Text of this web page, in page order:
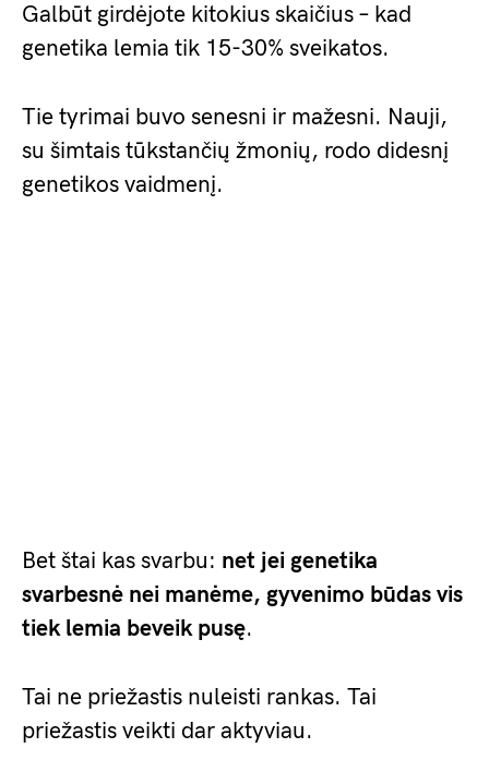
Galbūt girdėjote kitokius skaičius – kad
genetika lemia tik 15-30% sveikatos.
Tie tyrimai buvo senesni ir mažesni. Nauji,
su šimtais tūkstančių žmonių, rodo didesnį
genetikos vaidmenį.
Bet štai kas svarbu: net jei genetika
svarbesnė nei manėme, gyvenimo būdas vis
tiek lemia beveik pusę.
Tai ne priežastis nuleisti rankas. Tai
priežastis veikti dar aktyviau.